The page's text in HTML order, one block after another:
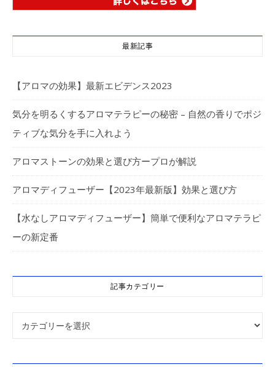
最新記事
【アロマの効果】最新エビデンス2023
気分を明るくするアロマテラピーの秘密 – 自然の香りでポジ
ティブな気分を手に入れよう
アロマストーンの効果と選び方ープロが解説
アロマディフューザー【2023年最新版】効果と選び方
【水なしアロマディフューザー】簡単で便利なアロマテラピ
ーの新定番
記事カテゴリー
記事カテゴリー